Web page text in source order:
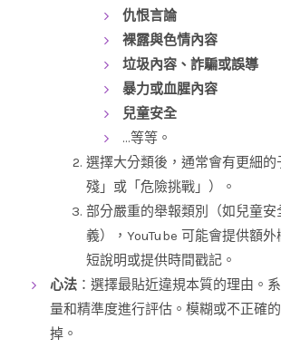
仇恨言論
裸露與色情內容
垃圾內容、詐騙或誤導
暴力或血腥內容
兒童安全
…等等。
選擇大分類後，通常會有更細的
殘」或「危險挑戰」）。
部分嚴重的舉報類別（如兒童安
義），YouTube 可能會提供額
短說明或提供時間戳記。
心法 ：選擇最貼近違規本質的理由。
量和精準度進行評估。模糊或不正確
掉。